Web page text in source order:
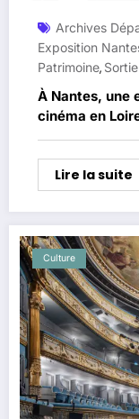
Archives
Exposition
Patrimoine,
À Nantes, une
cinéma en
Lire la suite
Culture